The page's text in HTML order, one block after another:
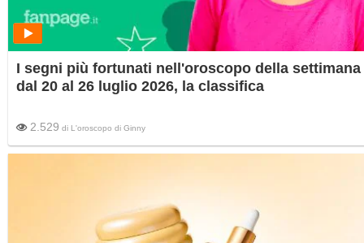
I segni più fortunati nell'oroscopo della settimana
dal 20 al 26 luglio 2026, la classifica
2.529 di L'oroscopo di Ginny